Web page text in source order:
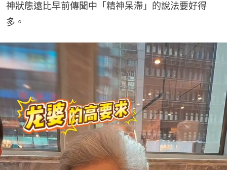
神狀態遠比早前傳聞中「精神呆滯」的說法要好得
多。